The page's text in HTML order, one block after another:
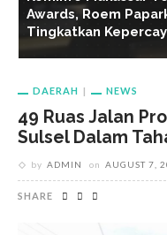
Arahan Dua Menteri
Rakyat
DAERAH NEWS
49 Ruas Jalan
Sulsel Dalam
by ADMIN on AUGUST 7,
SHARE